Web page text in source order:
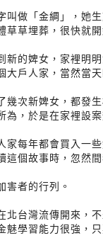
叫做「金綢」，她
草草埋葬，很快就
新的婢女，家裡明
大戶人家，當然當
幾次新婢女，都發
為，於是在家裡設
家每年都會買入一
這個故事時，忽然
害者的行列。
北台灣流傳開來，
魅學習能力很強，